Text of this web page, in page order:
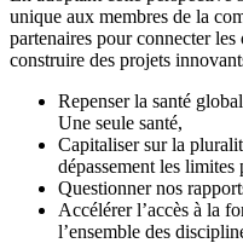
unique aux membres de la
partenaires pour connecter
construire des projets
Repenser la santé
Une seule santé,
Capitaliser sur la
dépassement les limites
Questionner nos
Accélérer l’accès à la
l’ensemble des